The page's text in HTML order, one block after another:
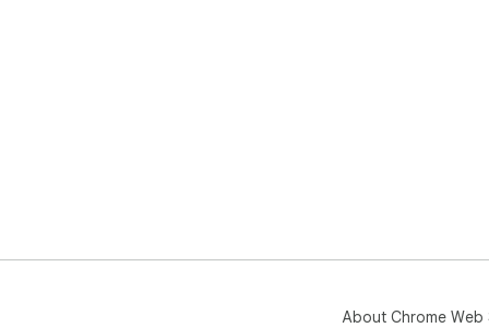
About Chrome Web